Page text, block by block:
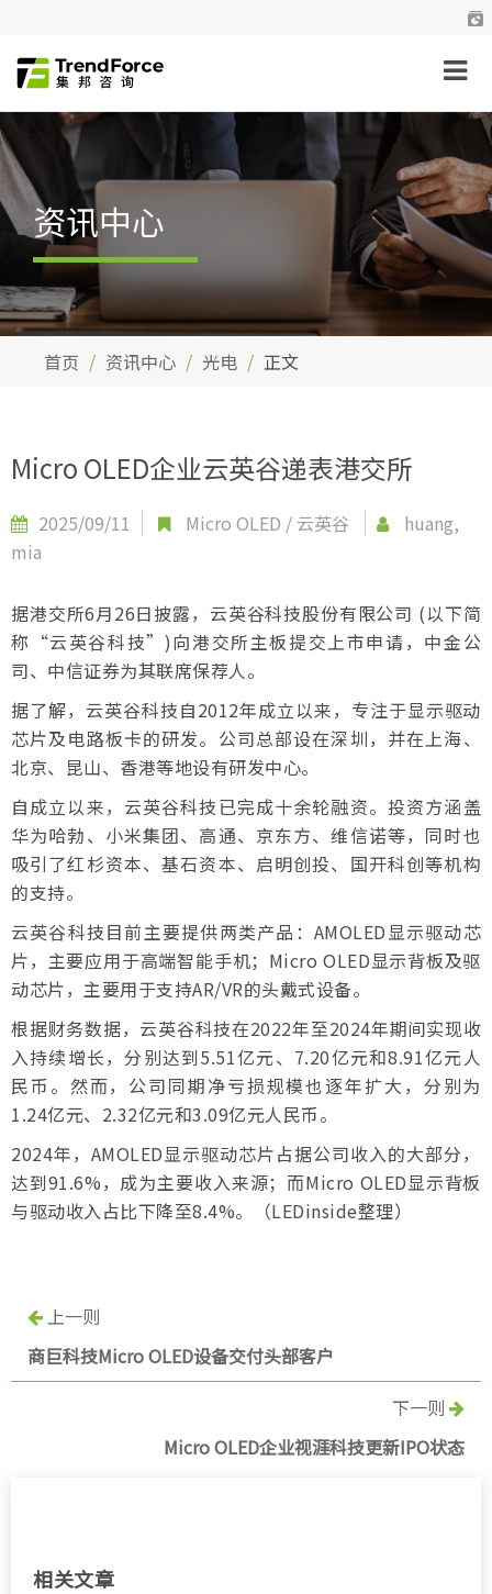
资讯中心
首页 资讯中心 光电 正文
Micro OLED企业云英谷递表港交所
2025/09/11 Micro OLED / 云英谷
huang,
mia
据港交所6月26日披露，云英谷科技股份有限公司 (以下简
称“云英谷科技”)向港交所主板提交上市申请，中金公
司、中信证券为其联席保荐人。
据了解，云英谷科技自2012年成立以来，专注于显示驱动
芯片及电路板卡的研发。公司总部设在深圳，并在上海、
北京、昆山、香港等地设有研发中心。
自成立以来，云英谷科技已完成十余轮融资。投资方涵盖
华为哈勃、小米集团、高通、京东方、维信诺等，同时也
吸引了红杉资本、基石资本、启明创投、国开科创等机构
的支持。
云英谷科技目前主要提供两类产品：AMOLED显示驱动芯
片，主要应用于高端智能手机；Micro OLED显示背板及驱
动芯片，主要用于支持AR/VR的头戴式设备。
根据财务数据，云英谷科技在2022年至2024年期间实现收
入持续增长，分别达到5.51亿元、7.20亿元和8.91亿元人
民币。然而，公司同期净亏损规模也逐年扩大，分别为
1.24亿元、2.32亿元和3.09亿元人民币。
2024年，AMOLED显示驱动芯片占据公司收入的大部分，
达到91.6%，成为主要收入来源；而Micro OLED显示背板
与驱动收入占比下降至8.4%。（LEDinside整理）
上一则
商巨科技Micro OLED设备交付头部客户
下一则
Micro OLED企业视涯科技更新IPO状态
相关文章